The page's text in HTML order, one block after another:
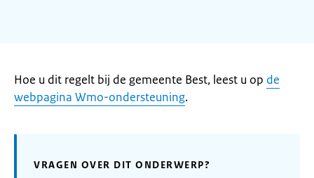
Hoe u dit regelt bij de gemeente Best, leest u op de
webpagina Wmo-ondersteuning.
VRAGEN OVER DIT ONDERWERP?